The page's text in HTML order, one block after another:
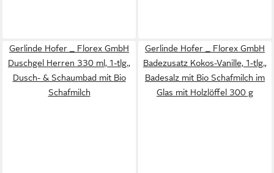
Gerlinde Hofer _ Florex GmbH
Duschgel Herren 330 ml, 1-tlg.,
Dusch- & Schaumbad mit Bio
Schafmilch
Gerlinde Hofer _ Florex GmbH
Badezusatz Kokos-Vanille, 1-tlg.,
Badesalz mit Bio Schafmilch im
Glas mit Holzlöffel 300 g